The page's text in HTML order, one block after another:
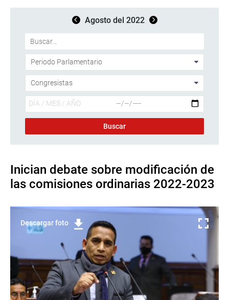
Agosto del 2022
Inician debate sobre modificación de
las comisiones ordinarias 2022-2023
Descargar foto